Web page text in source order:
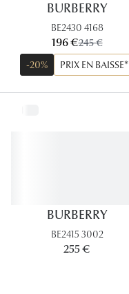
BURBERRY
BE2430 4168
maintenant:
196 €ancien prix:
245 €
-20%
PRIX EN BAISSE*
BURBERRY
BE2415 3002
255 €